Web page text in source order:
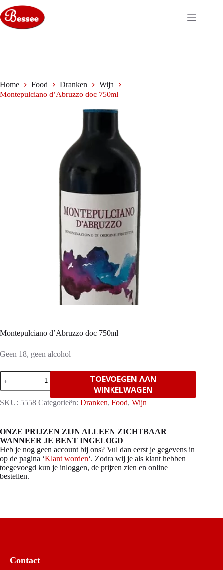
naar
de
inhoud
Home Food Dranken
Wijn
Montepulciano d’Abruzzo doc 750ml
Montepulciano d’Abruzzo doc 750ml
Geen 18, geen alcohol
Montepulciano
d'Abruzzo
doc
750ml
TOEVOEGEN AAN
WINKELWAGEN
SKU: 5558 Categorieën: Dranken, Food, Wijn
ONZE PRIJZEN ZIJN ALLEEN ZICHTBAAR
WANNEER JE BENT INGELOGD
Heb je nog geen account bij ons? Vul dan eerst je gegevens in
op de pagina ‘Klant worden‘. Zodra wij je als klant hebben
toegevoegd kun je inloggen, de prijzen zien en online
bestellen.
Contact